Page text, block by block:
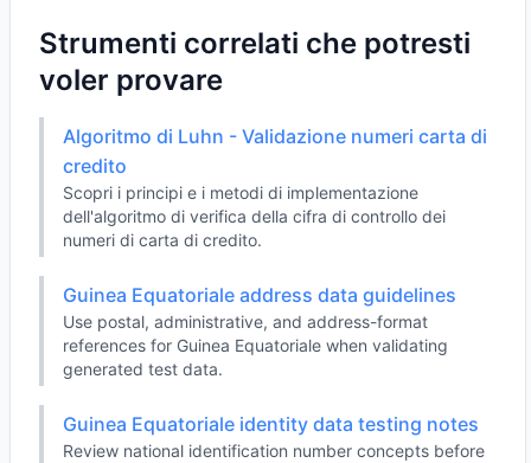
Strumenti correlati che potresti
voler provare
Algoritmo di Luhn - Validazione numeri carta di
credito
Scopri i principi e i metodi di implementazione
dell'algoritmo di verifica della cifra di controllo dei
numeri di carta di credito.
Guinea Equatoriale address data guidelines
Use postal, administrative, and address-format
references for Guinea Equatoriale when validating
generated test data.
Guinea Equatoriale identity data testing notes
Review national identification number concepts before